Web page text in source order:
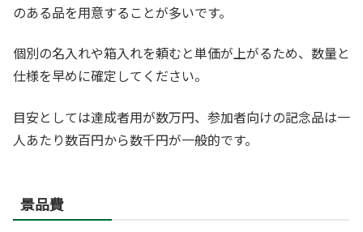
のある品を用意することが多いです。
個別の名入れや箱入れを頼むと単価が上がるため、数量と
仕様を早めに確定してください。
目安としては達成者用が数万円、参加者向けの記念品は一
人あたり数百円から数千円が一般的です。
景品費